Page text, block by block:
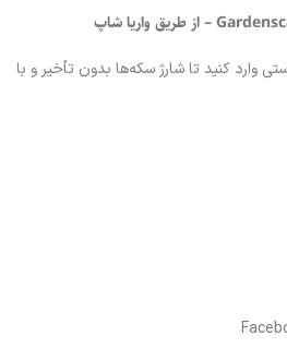
وارد کنید تا شارژ سکه‌ها بدون تأخیر و با